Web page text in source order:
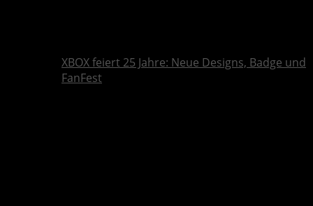
XBOX feiert 25 Jahre: Neue Designs, Badge und
FanFest